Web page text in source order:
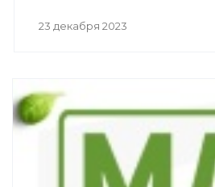
23 декабря 2023